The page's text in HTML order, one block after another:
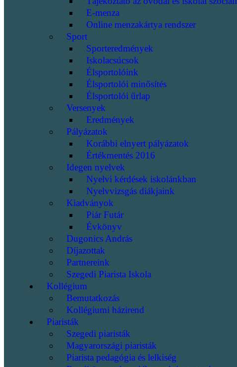
E-menza
Online menzakártya rendszer
Sport
Sporteredmények
Iskolacsúcsok
Élsportolóink
Élsportolói minősítés
Élsportolói űrlap
Versenyek
Eredmények
Pályázatok
Korábbi elnyert pályázatok
Értékmentés 2016
Idegen nyelvek
Nyelvi kérdések iskolánkban
Nyelvvizsgás diákjaink
Kiadványok
Piár Futár
Évkönyv
Dugonics András
Díjazottak
Partnereink
Szegedi Piarista Iskola
Kollégium
Bemutatkozás
Kollégiumi házirend
Piaristák
Szegedi piaristák
Magyarországi piaristák
Piarista pedagógia és lelkiség